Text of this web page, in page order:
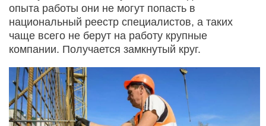
опыта работы они не могут попасть в
национальный реестр специалистов, а таких
чаще всего не берут на работу крупные
компании. Получается замкнутый круг.